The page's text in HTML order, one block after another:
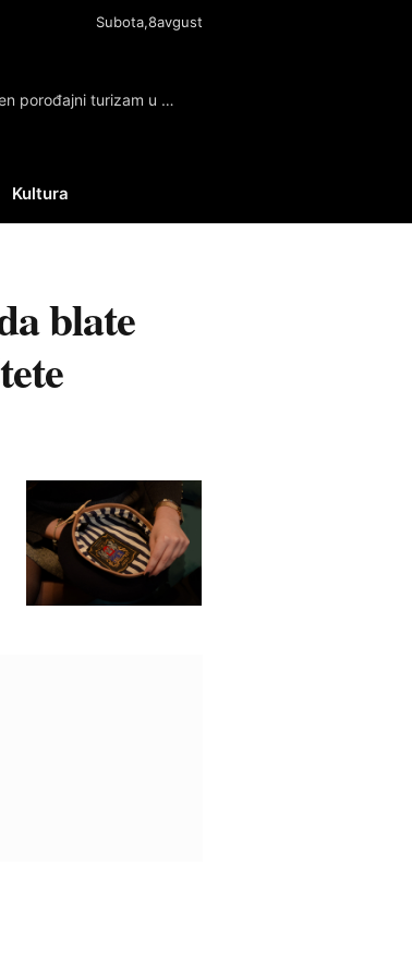
Subota,8avgust
Tramp potpisao izvršnu naredbu! Zabranjen porođajni turizam u SAD
Kultura
(Twitter)
blate